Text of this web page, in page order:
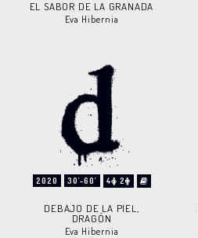
EL SABOR DE LA GRANADA
Eva Hibernia
2020 30'-60' 4 2
DEBAJO DE LA PIEL,
DRAGÓN
Eva Hibernia